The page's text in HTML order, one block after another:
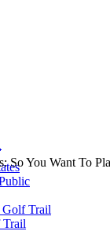
Golf Trail
Trail
So You Want To